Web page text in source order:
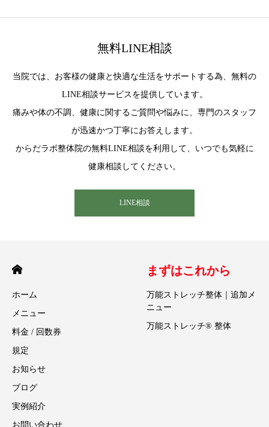
無料LINE相談
当院では、お客様の健康と快適な生活をサポートする為、無料の
LINE相談サービスを提供しています。
痛みや体の不調、健康に関するご質問や悩みに、専門のスタッフ
が迅速かつ丁寧にお答えします。
からだラボ整体院の無料LINE相談を利用して、いつでも気軽に
健康相談してください。
LINE相談
ホーム
メニュー
料金 / 回数券
規定
お知らせ
ブログ
実例紹介
お問い合わせ
まずはこれから
万能ストレッチ整体｜追加メ
ニュー
万能ストレッチ® 整体